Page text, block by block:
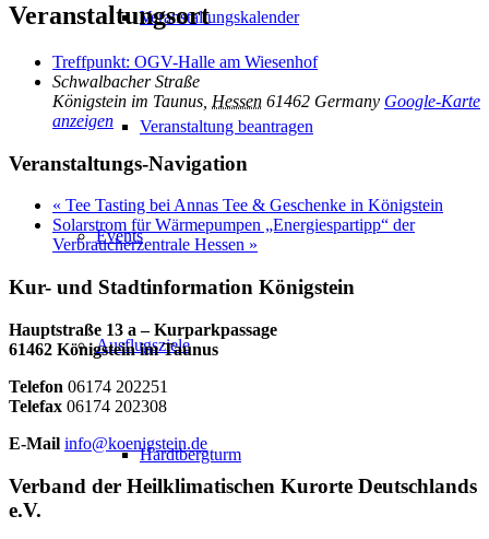
Veranstaltungskalender
Veranstaltung beantragen
Events
Ausflugsziele
Hardtbergturm
Veranstaltungsort
Treffpunkt: OGV-Halle am Wiesenhof
Schwalbacher Straße
Königstein im Taunus Hessen 61462 Germany Google-Karte
anzeigen
Veranstaltungs-Navigation
« Tee Tasting bei Annas Tee & Geschenke in Königstein
Solarstrom für Wärmepumpen „Energiespartipp“ der
Verbraucherzentrale Hessen »
Kur- und Stadtinformation Königstein
Hauptstraße 13 a – Kurparkpassage
61462 Königstein im Taunus
Telefon 06174 202251
Telefax 06174 202308
E-Mail info@koenigstein.de
Verband der Heilklimatischen Kurorte Deutschlands
e.V.